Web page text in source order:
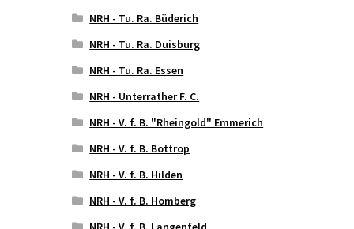
NRH - Tu. Ra. Büderich
NRH - Tu. Ra. Duisburg
NRH - Tu. Ra. Essen
NRH - Unterrather F. C.
NRH - V. f. B. "Rheingold" Emmerich
NRH - V. f. B. Bottrop
NRH - V. f. B. Hilden
NRH - V. f. B. Homberg